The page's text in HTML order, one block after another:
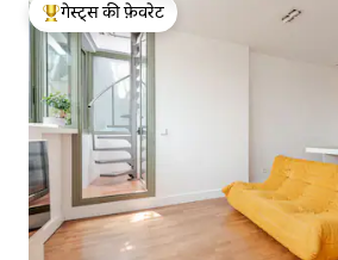
गेस्ट्स का टॉप फ़ेवरेट
गेस्ट्स की फ़ेवरेट